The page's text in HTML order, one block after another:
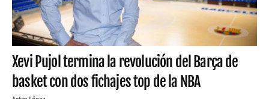
Xevi Pujol termina la revolución del Barça de
basket con dos fichajes top de la NBA